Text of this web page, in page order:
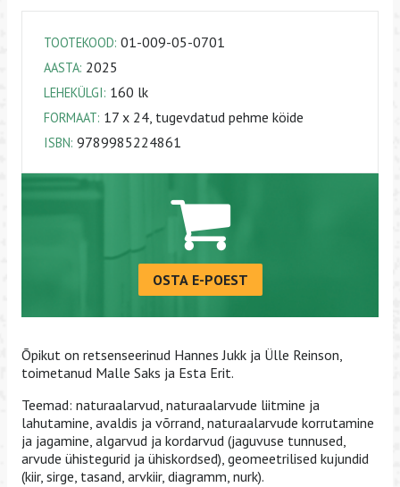
TOOTEKOOD: 01-009-05-0701
AASTA: 2025
LEHEKÜLGI: 160 lk
FORMAAT: 17 x 24, tugevdatud pehme köide
ISBN: 9789985224861
OSTA E-POEST
Õpikut on retsenseerinud Hannes Jukk ja Ülle Reinson,
toimetanud Malle Saks ja Esta Erit.
Teemad: naturaalarvud, naturaalarvude liitmine ja
lahutamine, avaldis ja võrrand, naturaalarvude korrutamine
ja jagamine, algarvud ja kordarvud (jaguvuse tunnused,
arvude ühistegurid ja ühiskordsed), geomeetrilised kujundid
(kiir, sirge, tasand, arvkiir, diagramm, nurk).